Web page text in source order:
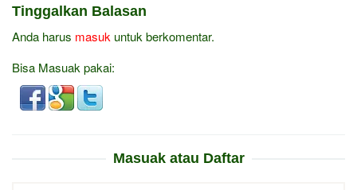
Tinggalkan Balasan
Anda harus masuk untuk berkomentar.
Bisa Masuak pakai:
Masuak atau Daftar